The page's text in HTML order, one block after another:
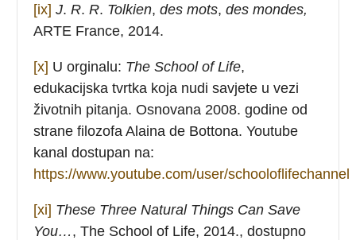
[ix] J.R.R. Tolkien,des mots,des mondes,
ARTE France, 2014.
[x] U orginalu: The School of Life,
edukacijska tvrtka koja nudi savjete u vezi
životnih pitanja. Osnovana 2008. godine od
strane filozofa Alaina de Bottona. Youtube
kanal dostupan na:
https://www.youtube.com/user/schooloflifechannel
[xi] These Three Natural Things Can Save
You… , The School of Life, 2014., dostupno